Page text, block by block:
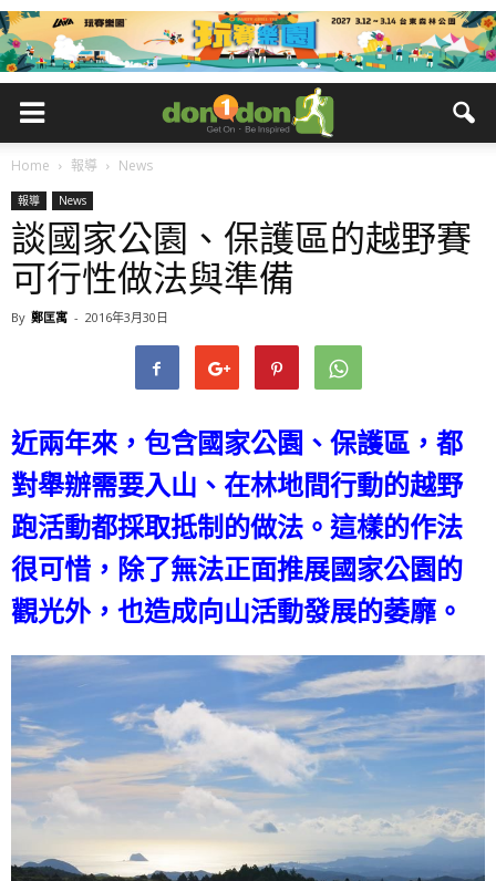
Home 報導 News
報導 News
談國家公園、保護區的越野賽
可行性做法與準備
By 鄭匡寓 - 2016年3月30日
近兩年來，包含國家公園、保護區，都
對舉辦需要入山、在林地間行動的越野
跑活動都採取抵制的做法。這樣的作法
很可惜，除了無法正面推展國家公園的
觀光外，也造成向山活動發展的萎靡。